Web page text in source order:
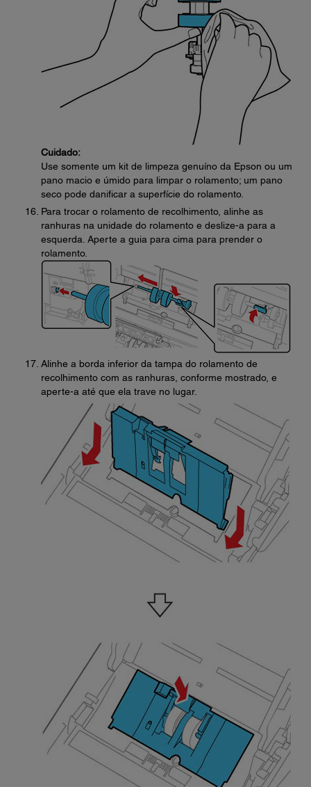
Cuidado:
Use somente um kit de limpeza genuíno da Epson ou um
pano macio e úmido para limpar o rolamento; um pano
seco pode danificar a superfície do rolamento.
Para trocar o rolamento de recolhimento, alinhe as
ranhuras na unidade do rolamento e deslize-a para a
esquerda. Aperte a guia para cima para prender o
rolamento.
Alinhe a borda inferior da tampa do rolamento de
recolhimento com as ranhuras, conforme mostrado, e
aperte-a até que ela trave no lugar.